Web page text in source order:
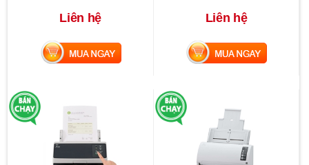
Liên hệ
MUA NGAY
Liên hệ
MUA NGAY